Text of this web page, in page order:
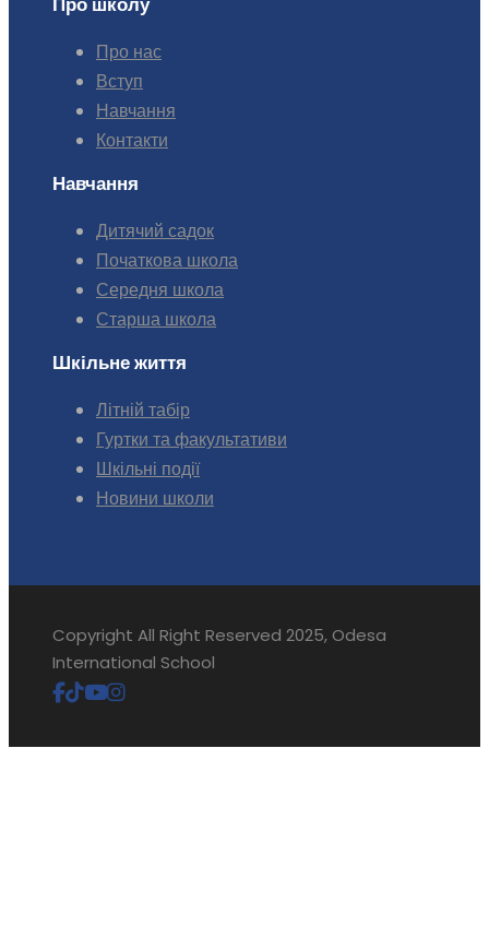
Про нас
Вступ
Навчання
Контакти
Навчання
Дитячий садок
Початкова школа
Середня школа
Старша школа
Шкільне життя
Літній табір
Гуртки та факультативи
Шкільні події
Новини школи
Copyright All Right Reserved 2025, Odesa
International School